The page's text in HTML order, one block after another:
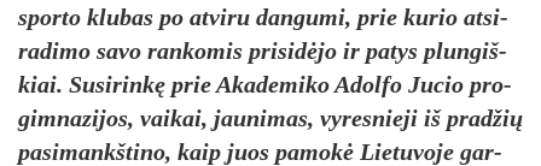
spor­to klu­bas po at­vi­ru dan­gu­mi, prie ku­rio at­si­
ra­di­mo sa­vo ran­ko­mis pri­si­dėjo ir pa­tys plun­giš­
kiai. Su­si­rinkę prie Aka­de­mi­ko Adol­fo Ju­cio pro­
gim­na­zi­jos, vai­kai, jau­ni­mas, vy­res­nie­ji iš pra­džių
pa­si­mankš­ti­no, kaip juos pa­mokė Lie­tu­vo­je gar­